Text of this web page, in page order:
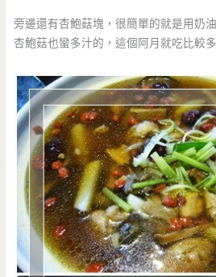
旁邊還有杏鮑菇塊，很簡單的就是用奶
杏鮑菇也蠻多汁的，這個阿月就吃比較